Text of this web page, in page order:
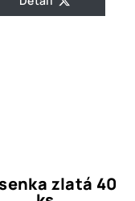
zlatá 40